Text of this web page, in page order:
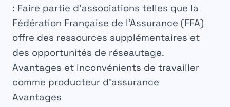
: Faire partie d’associations telles que la
Fédération Française de l’Assurance (FFA)
offre des ressources supplémentaires et
des opportunités de réseautage.
Avantages et inconvénients de travailler
comme producteur d’assurance
Avantages